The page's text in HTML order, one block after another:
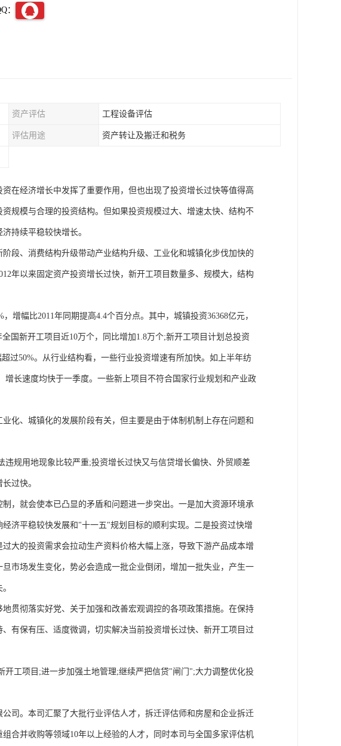
：
资产评估 工程设备评估
评估用途 资产转让及搬迁和税务
在经济增长中发挥了重要作用，但也出现了投资增长过快等值得高
规模与合理的投资结构。但如果投资规模过大、增速太快、结构不
持续平稳较快增长。
段、消费结构升级带动产业结构升级、工业化和城镇化步伐加快的
年以来固定资产投资增长过快，新开工项目数量多、规模大，结构
增幅比2011年同期提高4.4个百分点。其中，城镇投资36368亿元，
国新开工项目近10万个，同比增加1.8万个;新开工项目计划总投资
过50%。从行业结构看，一些行业投资增速有所加快。如上半年纺
长速度均快于一季度。一些新上项目不符合国家行业规划和产业政
化、城镇化的发展阶段有关，但主要是由于体制机制上存在问题和
规用地现象比较严重;投资增长过快又与信贷增长偏快、外贸顺差
过快。
，就会使本已凸显的矛盾和问题进一步突出。一是加大资源环境承
济平稳较快发展和"十一五"规划目标的顺利实现。二是投资过快增
大的投资需求会拉动生产资料价格大幅上涨，导致下游产品成本增
市场发生变化，势必会造成一批企业倒闭，增加一批失业，产生一
贯彻落实好党、关于加强和改善宏观调控的各项政策措施。在保持
有保有压、适度微调，切实解决当前投资增长过快、新开工项目过
工项目;进一步加强土地管理;继续严把信贷"闸门";大力调整优化投
司。本司汇聚了大批行业评估人才，拆迁评估师和房屋和企业拆迁
合并收购等领域10年以上经验的人才，同时本司与全国多家评估机